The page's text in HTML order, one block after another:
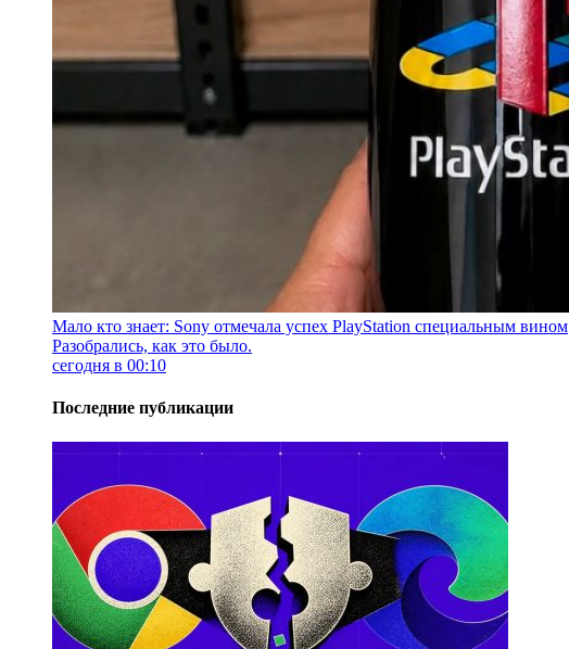
Мало кто знает: Sony отмечала успех PlayStation специальным вином
Разобрались, как это было.
сегодня в 00:10
Последние публикации